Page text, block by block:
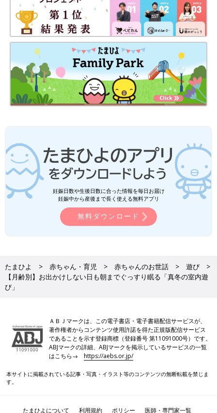
児・低年齢児の保育内容、保育方法」を専門に研究されていま
す。
■関連記事
【理学療法士に聞く】“うつぶせ遊び”が赤ちゃんの運動能力を
高める！？
・狭い家でもOK！ 外に行けない日でも子どもがぐっすり眠る
「指先遊び」
雨の日が楽しくなる！子どもが喜ぶおすすめ室内遊び
妊娠日数や生後日数に合った情報を毎日お届け
妊娠中から産後まで長く使える無料アプリ
無料ダウンロード
たまひよ 赤ちゃん・育児 赤ちゃんのお世話
遊び
【月齢別】お出かけしない日も朝までぐっすり眠る「真冬の室内遊
び」
ＡＢＪマークは、この電子書店・電子書籍配信サービスが、
著作権者からコンテンツ使用許諾を得た正規版配信サービス
であることを示す登録商標（登録番号 第11091000号）です。
ABJマークの詳細、ABJマークを掲示しているサービスの一覧
はこちら→https://aebs.or.jp/
本サイトに掲載されている記事・写真・イラスト等のコンテンツの無断転載を禁じま
す。
たまひよについて 利用規約 ポリシー 医師・専門家一覧